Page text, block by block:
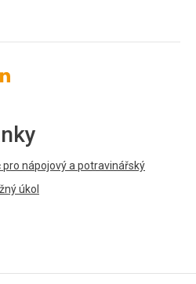
pro nápojový a potravinářský
úkol